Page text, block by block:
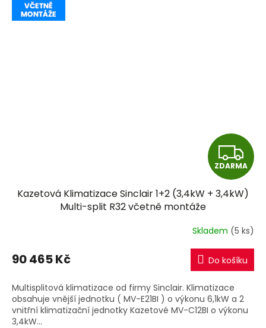
Z
D
A
R
M
A
ZDARMA
Kazetová Klimatizace Sinclair 1+2 (3,4kW + 3,4kW)
Multi-split R32 včetně montáže
Skladem (5 ks)
90 465 Kč Do košíku
Multisplitová klimatizace od firmy Sinclair. Klimatizace
obsahuje vnější jednotku ( MV-E21BI ) o výkonu 6,1kW a 2
vnitřní klimatizační jednotky Kazetové MV-C12BI o výkonu
3,4kW...